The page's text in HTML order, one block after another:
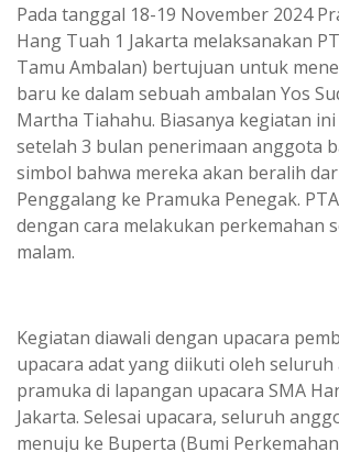
Pada tanggal 18-19 November 2024
Hang Tuah 1 Jakarta melaksanakan
Tamu Ambalan) bertujuan untuk
baru ke dalam sebuah ambalan Yos
Martha Tiahahu. Biasanya kegiatan
setelah 3 bulan penerimaan anggota
simbol bahwa mereka akan beralih
Penggalang ke Pramuka Penegak.
dengan cara melakukan perkemahan
malam.
Kegiatan diawali dengan upacara
upacara adat yang diikuti oleh
pramuka di lapangan upacara SMA
Jakarta. Selesai upacara, seluruh
menuju ke Buperta (Bumi